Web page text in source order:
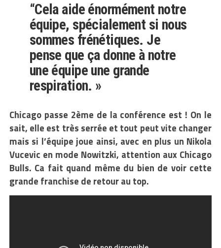
“Cela aide énormément notre
équipe, spécialement si nous
sommes frénétiques. Je
pense que ça donne à notre
une équipe une grande
respiration. »
Chicago passe 2ème de la conférence est ! On le
sait, elle est très serrée et tout peut vite changer
mais si l’équipe joue ainsi, avec en plus un Nikola
Vucevic en mode Nowitzki, attention aux Chicago
Bulls. Ca fait quand même du bien de voir cette
grande franchise de retour au top.